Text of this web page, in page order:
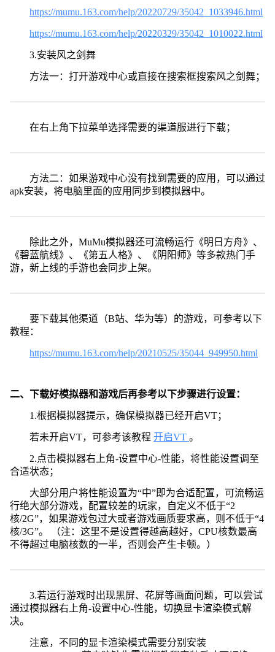
https://mumu.163.com/help/20220729/35042_1033946.html
https://mumu.163.com/help/20220329/35042_1010022.html
3.安装风之剑舞
方法一：打开游戏中心或直接在搜索框搜索风之剑舞；
在右上角下拉菜单选择需要的渠道服进行下载；
方法二：如果游戏中心没有找到需要的应用，可以通过
apk安装，将电脑里面的应用同步到模拟器中。
除此之外，MuMu模拟器还可流畅运行《明日方舟》、
《碧蓝航线》、《第五人格》、《阴阳师》等多款热门手
游，新上线的手游也会同步上架。
要下载其他渠道（B站、华为等）的游戏，可参考以下
教程：
https://mumu.163.com/help/20210525/35044_949950.html
二、下载好模拟器和游戏后再参考以下步骤进行设置：
1.根据模拟器提示，确保模拟器已经开启VT；
若未开启VT，可参考该教程 开启VT 。
2.点击模拟器右上角-设置中心-性能，将性能设置调至
合适状态；
大部分用户将性能设置为“中”即为合适配置，可流畅运
行绝大部分游戏，配置较差的玩家，自定义不低于“2
核/2G”，如果游戏包过大或者游戏画质要求高，则不低于“4
核/3G”。 （注：这里不是设置得越高越好，CPU核数最高
不得超过电脑核数的一半，否则会产生卡顿。）
3.若运行游戏时出现黑屏、花屏等画面问题，可以尝试
通过模拟器右上角-设置中心-性能，切换显卡渲染模式解
决。
注意，不同的显卡渲染模式需要分别安装